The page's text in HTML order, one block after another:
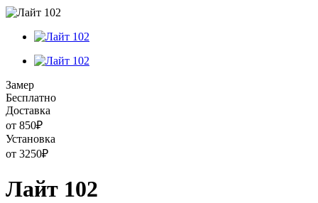
Замер
Бесплатно
Доставка
от 850₽
Установка
от 3250₽
Лайт 102